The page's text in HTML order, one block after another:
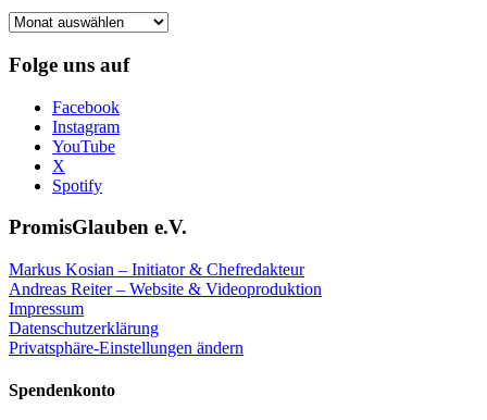
Frühere
Folge uns auf
Facebook
Instagram
YouTube
X
Spotify
PromisGlauben e.V.
Markus Kosian – Initiator & Chefredakteur
Andreas Reiter – Website & Videoproduktion
Impressum
Datenschutzerklärung
Privatsphäre-Einstellungen ändern
Spendenkonto